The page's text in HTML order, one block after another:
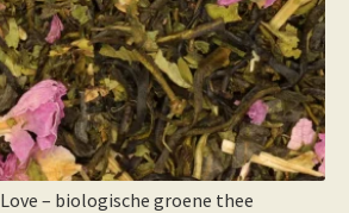
Love – biologische groene thee